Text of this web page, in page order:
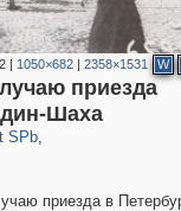
| 1050×682 |2358×1531 W
приезда
Шаха
SPb,
приезда в